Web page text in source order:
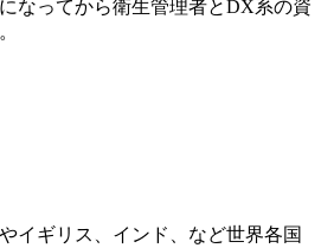
なってから衛生管理者とDX系の資
イギリス、インド、など世界各国